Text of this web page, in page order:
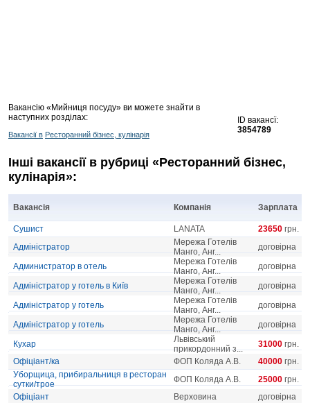
Вакансію «Мийниця посуду» ви можете знайти в
наступних розділах:
Вакансії в Ресторанний бізнес, кулінарія
ID вакансї:
3854789
Інші вакансії в рубриці «Ресторанний бізнес,
кулінарія»:
Вакансія Компанія Зарплата
Сушист LANATA 23650 грн.
Адміністратор
Мережа Готелів
Манго, Анг...
договірна
Администратор в отель
Мережа Готелів
Манго, Анг...
договірна
Адміністратор у готель в Київ
Мережа Готелів
Манго, Анг...
договірна
Адміністратор у готель
Мережа Готелів
Манго, Анг...
договірна
Адміністратор у готель
Мережа Готелів
Манго, Анг...
договірна
Кухар
Львівський
прикордонний з...
31000 грн.
Офіціант/ка
ФОП Коляда А.В. 40000 грн.
Уборщица, прибиральниця в ресторан
сутки/трое
ФОП Коляда А.В. 25000 грн.
Офіціант
Верховина договірна